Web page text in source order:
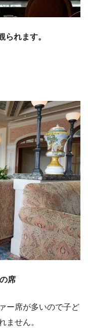
れます。
席
ー席が多いので子ど
ません。